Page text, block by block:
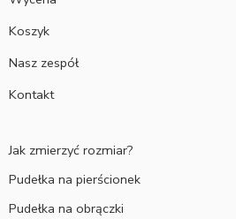
Koszyk
Nasz zespół
Kontakt
Jak zmierzyć rozmiar?
Pudełka na pierścionek
Pudełka na obrączki